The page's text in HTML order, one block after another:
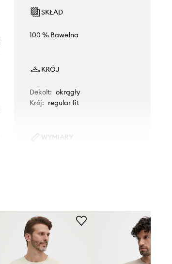
SKŁAD
100 % Bawełna
KRÓJ
Dekolt: okrągły
Krój: regular fit
WYMIARY
Tabela rozmiarów